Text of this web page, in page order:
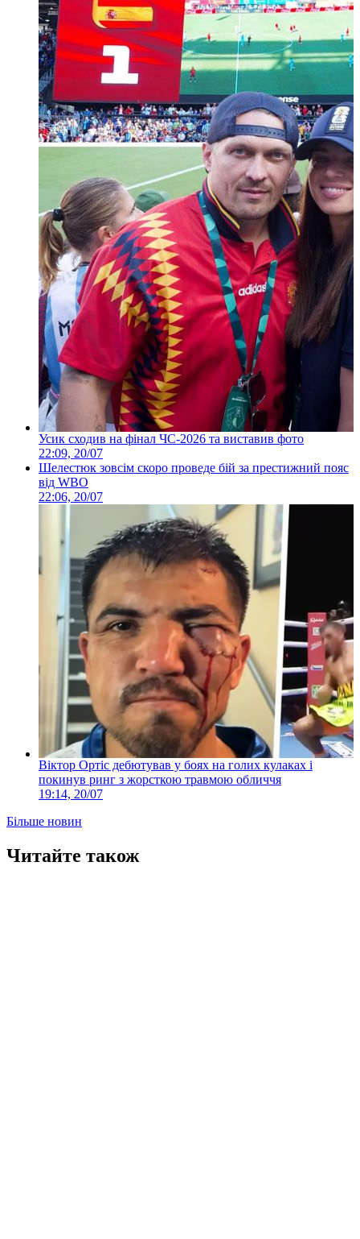
Усик сходив на фінал ЧС-2026 та виставив фото
22:09, 20/07
Шелестюк зовсім скоро проведе бій за престижний пояс
від WBO
22:06, 20/07
Віктор Ортіс дебютував у боях на голих кулаках і
покинув ринг з жорсткою травмою обличчя
19:14, 20/07
Більше новин
Читайте також